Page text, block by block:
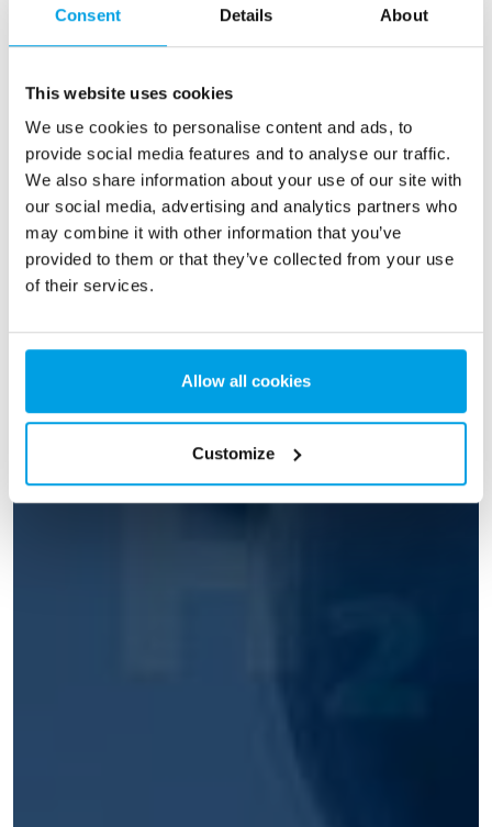
Consent Details About
This website uses cookies
We use cookies to personalise content and ads, to
provide social media features and to analyse our traffic.
We also share information about your use of our site with
our social media, advertising and analytics partners who
may combine it with other information that you’ve
provided to them or that they’ve collected from your use
of their services.
Allow all cookies
Customize